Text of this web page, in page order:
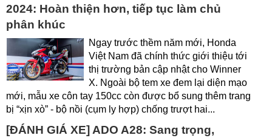
2024: Hoàn thiện hơn, tiếp tục làm chủ
phân khúc
Ngay trước thềm năm mới, Honda
Việt Nam đã chính thức giới thiệu tới
thị trường bản cập nhật cho Winner
X. Ngoài bộ tem xe đem lại diện mạo
mới, mẫu xe côn tay 150cc còn được bổ sung thêm trang
bị “xịn xò” - bộ nồi (cụm ly hợp) chống trượt hai...
[ĐÁNH GIÁ XE] ADO A28: Sang trọng,